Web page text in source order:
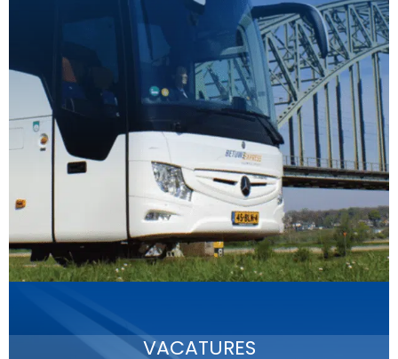
VACATURES